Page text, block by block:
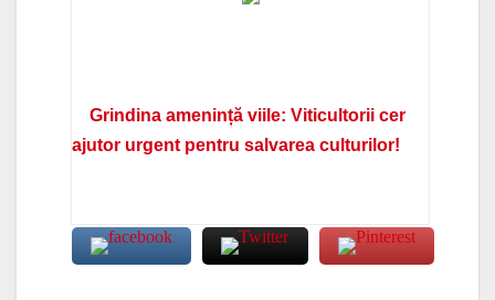
Grindina amenință viile: Viticultorii cer
ajutor urgent pentru salvarea culturilor!